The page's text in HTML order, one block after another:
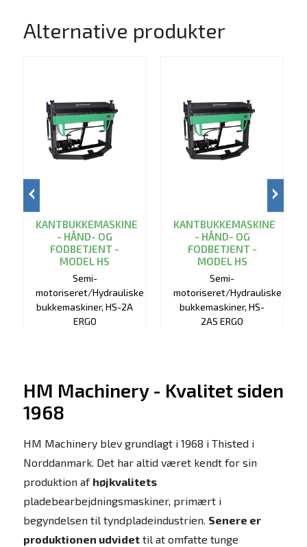
Alternative produkter
KANTBUKKEMASKINE
- HÅND- OG
FODBETJENT -
MODEL HS
Semi-
motoriseret/Hydrauliske
bukkemaskiner, HS-2A
ERGO
KANTBUKKEMASKINE
- HÅND- OG
FODBETJENT -
MODEL HS
Semi-
motoriseret/Hydrauliske
bukkemaskiner, HS-
2AS ERGO
HM Machinery - Kvalitet siden
1968
HM Machinery blev grundlagt i 1968 i Thisted i
Norddanmark. Det har altid været kendt for sin
produktion af højkvalitets
pladebearbejdningsmaskiner, primært i
begyndelsen til tyndpladeindustrien. Senere er
produktionen udvidettil at omfatte tunge